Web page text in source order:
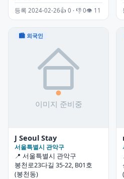
등록 2024-02-26👍 0 · 👎 0👁 11
🏙 외국인
J Seoul Stay
서울특별시 관악구
📍 서울특별시 관악구
봉천로23다길 35-22, B01호
(봉천동)